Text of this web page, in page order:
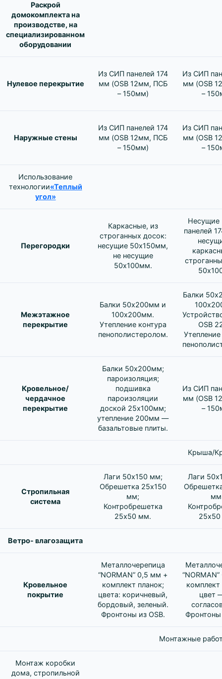
Раскрой
домокомплекта на
производстве, на
специализированном
оборудовании
Нулевое перекрытие
Из СИП панелей 174
мм (OSB 12мм, ПСБ
– 150мм)
Из СИП
мм (OSB
–
Наружные стены
Из СИП панелей 174
мм (OSB 12мм, ПСБ
– 150мм)
Из СИП
мм (OSB
–
Использование
технологии«Теплый
угол»
Перегородки
Каркасные, из
строганных досок:
несущие 50х150мм,
не несущие
50х100мм.
Несущие
панелей
Межэтажное
перекрытие
Балки 50х200мм и
100х200мм.
Утепление контура
пенополистеролом.
Балки
OSB
Кровельное/
чердачное
перекрытие
Балки 50х200мм;
пароизоляция;
подшивка
пароизоляции
доской 25х100мм;
утепление 200мм —
базальтовые плиты.
Из СИП
мм (OSB
–
Крыша/
Стропильная
система
Лаги 50х150 мм;
Обрешетка 25х150
мм;
Контробрешетка
25х50 мм.
Лаги
Ветро- влагозащита
Кровельное
покрытие
Металлочерепица
“NORMAN” 0,5 мм +
комплект планок;
цвета: коричневый,
бордовый, зеленый.
Фронтоны из OSB.
комплект
цвет
Фронтоны
Монтажные
Монтаж коробки
дома, стропильной